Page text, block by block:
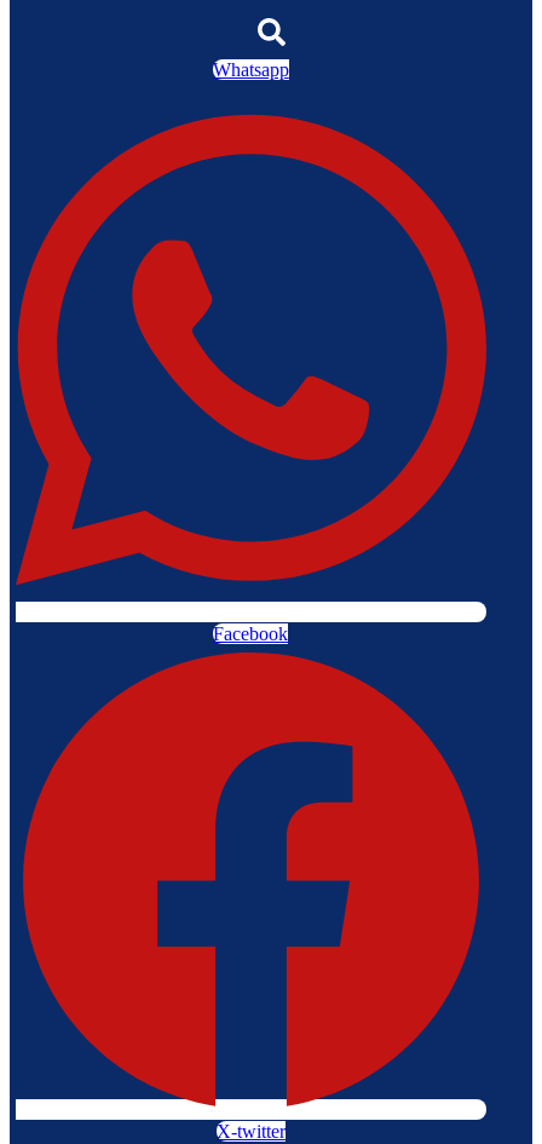
Whatsapp
Facebook
X-twitter